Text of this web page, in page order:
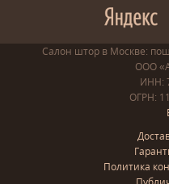
Салон штор в Москве:
ООО
ИНН:
ОГРН:
Политика